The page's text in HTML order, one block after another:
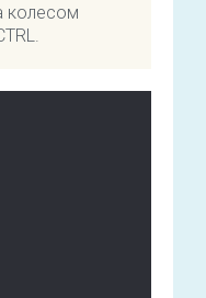
колесом